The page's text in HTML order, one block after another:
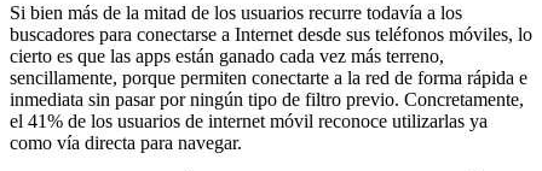
Si bien más de la mitad de los usuarios recurre todavía a los
buscadores para conectarse a Internet desde sus teléfonos móviles, lo
cierto es que las apps están ganado cada vez más terreno,
sencillamente, porque permiten conectarte a la red de forma rápida e
inmediata sin pasar por ningún tipo de filtro previo. Concretamente,
el 41% de los usuarios de internet móvil reconoce utilizarlas ya
como vía directa para navegar.